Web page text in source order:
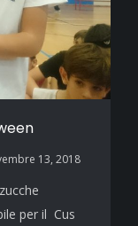
13, 2018
per il Cus